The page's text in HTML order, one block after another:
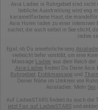
Asia Ladies in Ruhrgebiet sind
liebliche Ausstrahlung wird eng
karamellfarbene Haut, die
Asia Huren laden zu einer intensiven
suchst, die auch selbst in See sticht,
ladies
Egal, ob Du ansehnliche sexy
vielleicht tiefer vorstößt, um eine
Massage Ladies aus dem Reich
Asia-Ladies findest Du Deine Asia
Ruhrgebiet Erotikmassage und
Deiner Nähe im Umkreis von
Asialadies. Mehr Sex
Auf LadiesSTARS findest du auch die
jetzt Fan auf LadiesSTARSund